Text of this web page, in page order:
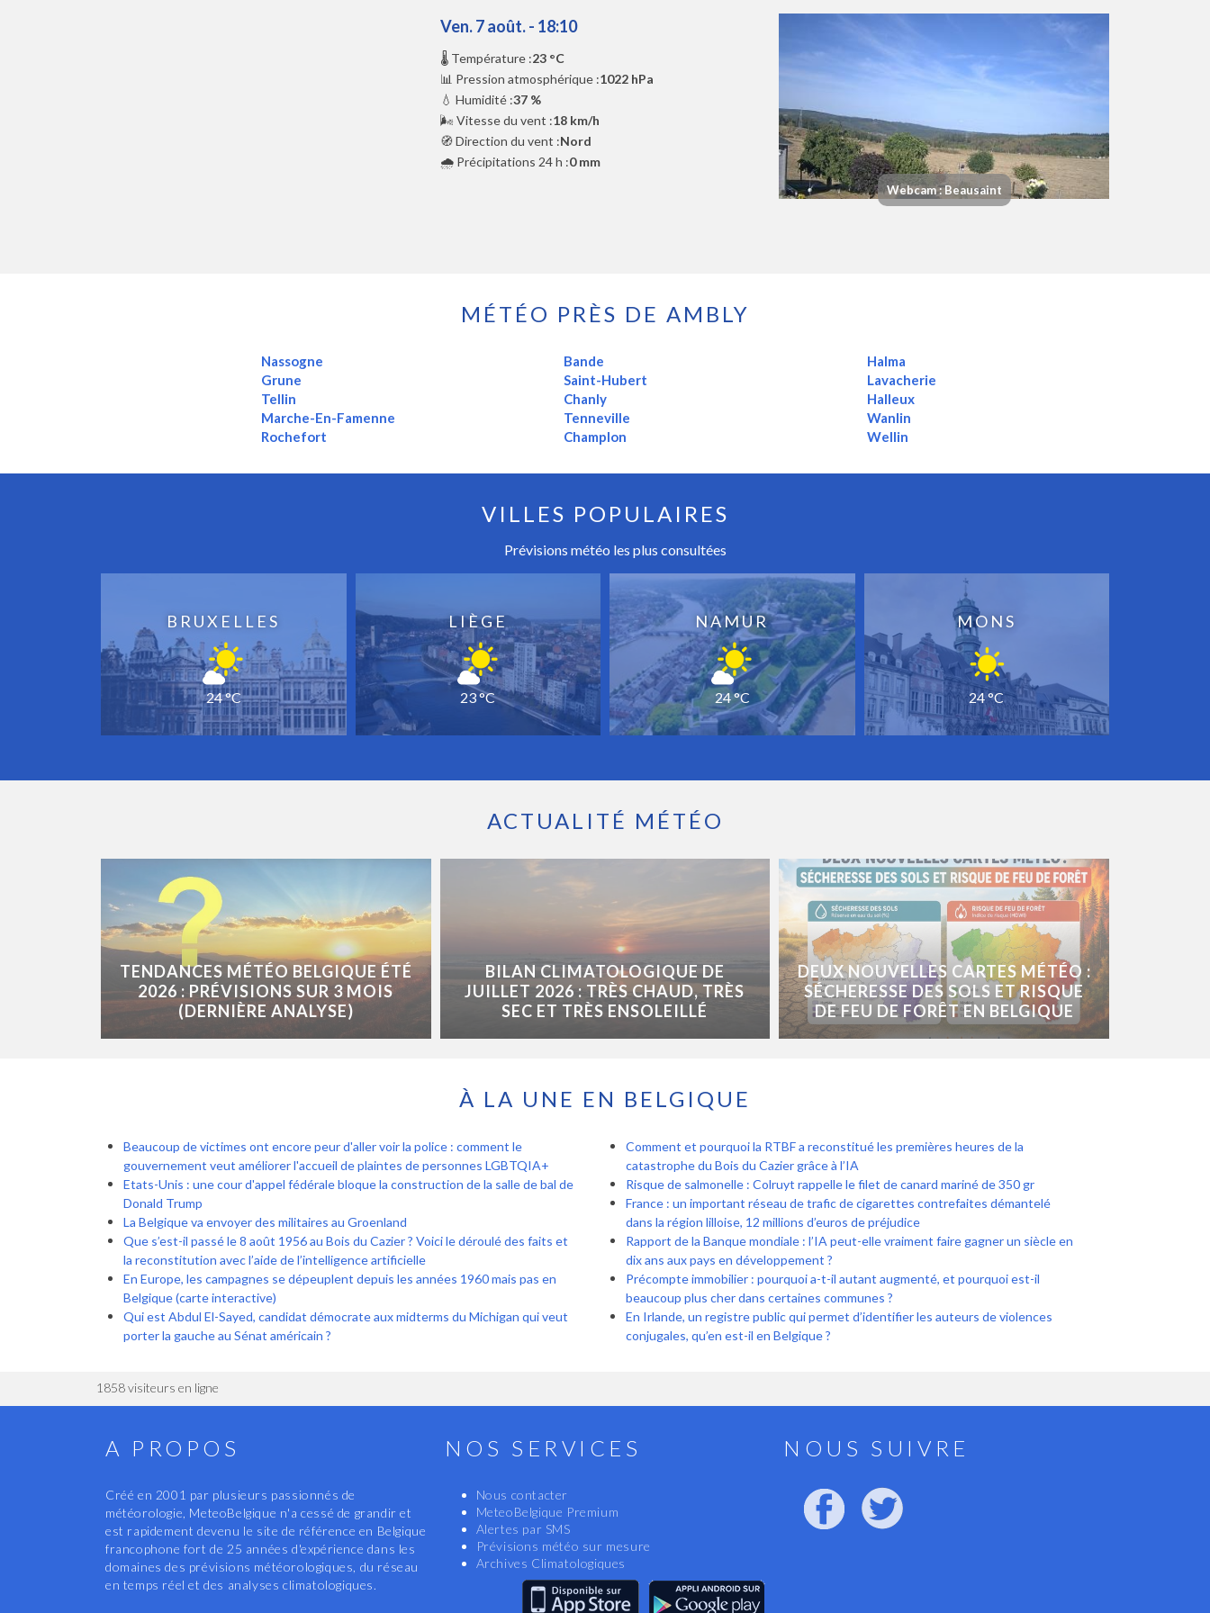
Ven. 7 août. - 18:10
🌡️ Température :23 °C
📊 Pression atmosphérique :1022 hPa
💧 Humidité :37 %
🌬️ Vitesse du vent :18 km/h
🧭 Direction du vent :Nord
🌧️ Précipitations 24 h :0 mm
Webcam : Beausaint
MÉTÉO PRÈS DE AMBLY
Nassogne
Grune
Tellin
Marche-En-Famenne
Rochefort
Bande
Saint-Hubert
Chanly
Tenneville
Champlon
Halma
Lavacherie
Halleux
Wanlin
Wellin
VILLES POPULAIRES
Prévisions météo les plus consultées
BRUXELLES
24 °C
LIÈGE
23 °C
NAMUR
24 °C
MONS
24 °C
ACTUALITÉ MÉTÉO
TENDANCES MÉTÉO BELGIQUE ÉTÉ
2026 : PRÉVISIONS SUR 3 MOIS
(DERNIÈRE ANALYSE)
BILAN CLIMATOLOGIQUE DE
JUILLET 2026 : TRÈS CHAUD, TRÈS
SEC ET TRÈS ENSOLEILLÉ
DEUX NOUVELLES CARTES MÉTÉO :
SÉCHERESSE DES SOLS ET RISQUE
DE FEU DE FORÊT EN BELGIQUE
À LA UNE EN BELGIQUE
Beaucoup de victimes ont encore peur d'aller voir la police : comment le
gouvernement veut améliorer l'accueil de plaintes de personnes LGBTQIA+
Etats-Unis : une cour d'appel fédérale bloque la construction de la salle de bal de
Donald Trump
La Belgique va envoyer des militaires au Groenland
Que s’est-il passé le 8 août 1956 au Bois du Cazier ? Voici le déroulé des faits et
la reconstitution avec l’aide de l’intelligence artificielle
En Europe, les campagnes se dépeuplent depuis les années 1960 mais pas en
Belgique (carte interactive)
Qui est Abdul El-Sayed, candidat démocrate aux midterms du Michigan qui veut
porter la gauche au Sénat américain ?
Comment et pourquoi la RTBF a reconstitué les premières heures de la
catastrophe du Bois du Cazier grâce à l’IA
Risque de salmonelle : Colruyt rappelle le filet de canard mariné de 350 gr
France : un important réseau de trafic de cigarettes contrefaites démantelé
dans la région lilloise, 12 millions d’euros de préjudice
Rapport de la Banque mondiale : l’IA peut-elle vraiment faire gagner un siècle en
dix ans aux pays en développement ?
Précompte immobilier : pourquoi a-t-il autant augmenté, et pourquoi est-il
beaucoup plus cher dans certaines communes ?
En Irlande, un registre public qui permet d’identifier les auteurs de violences
conjugales, qu’en est-il en Belgique ?
1858 visiteurs en ligne
A PROPOS
Créé en 2001 par plusieurs passionnés de
météorologie, MeteoBelgique n'a cessé de grandir et
est rapidement devenu le site de référence en Belgique
francophone fort de 25 années d'expérience dans les
domaines des prévisions météorologiques, du réseau
en temps réel et des analyses climatologiques.
NOS SERVICES
Nous contacter
MeteoBelgique Premium
Alertes par SMS
Prévisions météo sur mesure
Archives Climatologiques
NOUS SUIVRE